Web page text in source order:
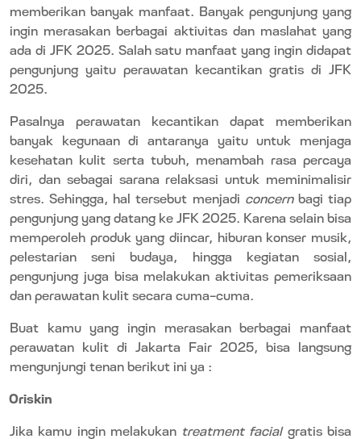
memberikan banyak manfaat. Banyak pengunjung yang
ingin merasakan berbagai aktivitas dan maslahat yang
ada di JFK 2025. Salah satu manfaat yang ingin didapat
pengunjung yaitu perawatan kecantikan gratis di JFK
2025.
Pasalnya perawatan kecantikan dapat memberikan
banyak kegunaan di antaranya yaitu untuk menjaga
kesehatan kulit serta tubuh, menambah rasa percaya
diri, dan sebagai sarana relaksasi untuk meminimalisir
stres. Sehingga, hal tersebut menjadi concern bagi tiap
pengunjung yang datang ke JFK 2025. Karena selain bisa
memperoleh produk yang diincar, hiburan konser musik,
pelestarian seni budaya, hingga kegiatan sosial,
pengunjung juga bisa melakukan aktivitas pemeriksaan
dan perawatan kulit secara cuma-cuma.
Buat kamu yang ingin merasakan berbagai manfaat
perawatan kulit di Jakarta Fair 2025, bisa langsung
mengunjungi tenan berikut ini ya :
Oriskin
Jika kamu ingin melakukan treatment facialgratis bisa